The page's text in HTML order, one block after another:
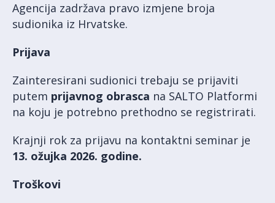
Agencija zadržava pravo izmjene broja
sudionika iz Hrvatske.
Prijava
Zainteresirani sudionici trebaju se prijaviti
putem prijavnog obrasca na SALTO Platformi
na koju je potrebno prethodno se registrirati.
Krajnji rok za prijavu na kontaktni seminar je
13. ožujka 2026. godine.
Troškovi